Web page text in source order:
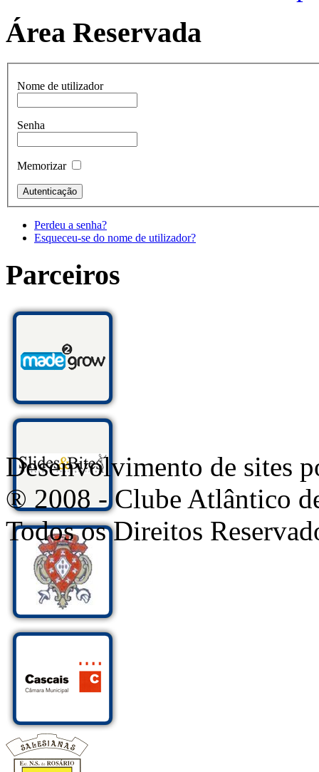
Área Reservada
Nome de utilizador
Senha
Memorizar
Perdeu a senha?
Esqueceu-se do nome de utilizador?
Parceiros
Desenvolvimento de sites
® 2008 - Clube Atlântico
Todos os Direitos